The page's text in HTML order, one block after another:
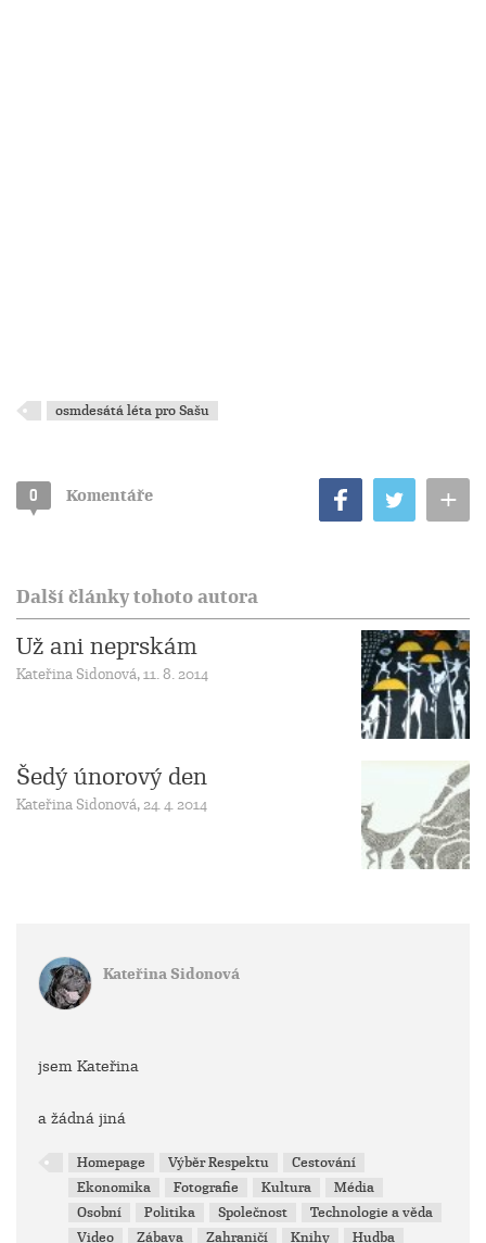
osmdesátá léta pro Sašu
0 Komentáře +
Další články tohoto autora
Už ani neprskám
Kateřina Sidonová, 11. 8. 2014
Šedý únorový den
Kateřina Sidonová, 24. 4. 2014
Kateřina Sidonová
jsem Kateřina
a žádná jiná
Homepage Výběr Respektu
Cestování
Ekonomika
Fotografie Kultura
Média
Osobní
Politika Společnost
Technologie a věda
Video
Zábava Zahraničí Knihy Hudba